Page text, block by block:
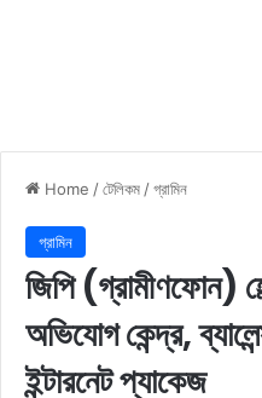
Home /টেলিকম /গ্রামিন
গ্রামিন
জিপি (গ্রামীণফোন)
অভিযোগ কেন্দ্র,
ইন্টারনেট প্যাকেজ